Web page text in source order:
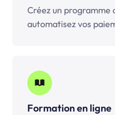
Créez un
automatisez vos
Formation en ligne